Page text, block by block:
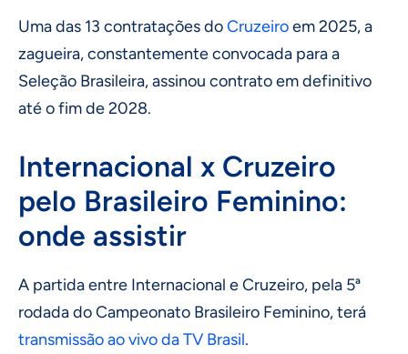
Uma das 13 contratações doCruzeiroem 2025, a
zagueira, constantemente convocada para a
Seleção Brasileira, assinou contrato em definitivo
até o fim de 2028.
Internacional x Cruzeiro
pelo Brasileiro Feminino:
onde assistir
A partida entre Internacional e Cruzeiro, pela 5ª
rodada do Campeonato Brasileiro Feminino, terá
transmissão ao vivo da TV Brasil.